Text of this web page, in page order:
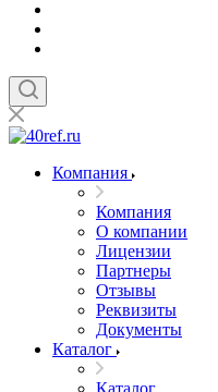
Компания
Компания
О компании
Лицензии
Партнеры
Отзывы
Реквизиты
Документы
Каталог
Каталог